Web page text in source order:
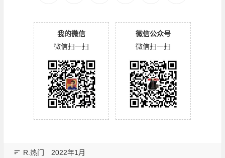
我的微信
微信扫一扫
微信公众号
微信扫一扫
R.热门 2022年1月